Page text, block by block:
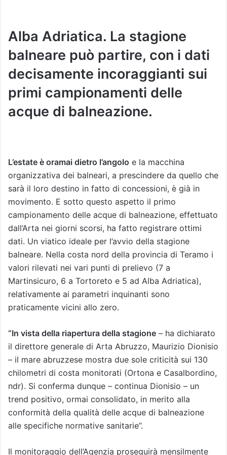
Alba Adriatica. La stagione
balneare può partire, con i dati
decisamente incoraggianti sui
primi campionamenti delle
acque di balneazione.
L’estate è oramai dietro l’angolo e la macchina
organizzativa dei balneari, a prescindere da quello che
sarà il loro destino in fatto di concessioni, è già in
movimento. E sotto questo aspetto il primo
campionamento delle acque di balneazione, effettuato
dall’Arta nei giorni scorsi, ha fatto registrare ottimi
dati. Un viatico ideale per l’avvio della stagione
balneare. Nella costa nord della provincia di Teramo i
valori rilevati nei vari punti di prelievo (7 a
Martinsicuro, 6 a Tortoreto e 5 ad Alba Adriatica),
relativamente ai parametri inquinanti sono
praticamente vicini allo zero.
“In vista della riapertura della stagione – ha dichiarato
il direttore generale di Arta Abruzzo, Maurizio Dionisio
– il mare abruzzese mostra due sole criticità sui 130
chilometri di costa monitorati (Ortona e Casalbordino,
ndr). Si conferma dunque – continua Dionisio – un
trend positivo, ormai consolidato, in merito alla
conformità della qualità delle acque di balneazione
alle specifiche normative sanitarie”.
Il monitoraggio dell’Agenzia proseguirà mensilmente